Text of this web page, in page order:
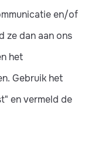
en/of
ze dan aan ons
het
Gebruik het
en vermeld de